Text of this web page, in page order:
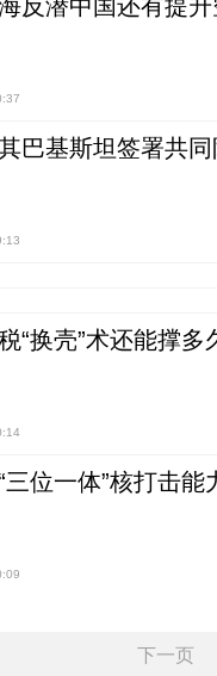
反潜中国还有提
巴基斯坦签署共
“换壳”术还能撑
三位一体”核打击
下一页